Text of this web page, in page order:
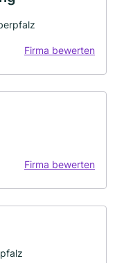
Firma bewerten
Firma bewerten